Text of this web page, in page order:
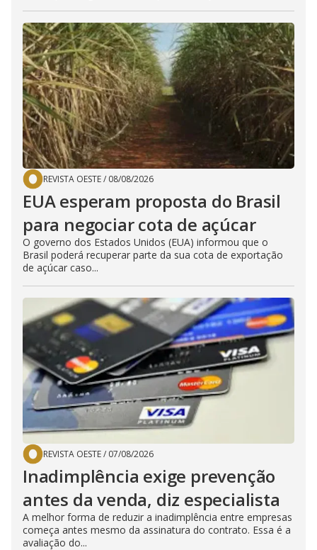
REVISTA OESTE/ 08/08/2026
EUA esperam proposta do Brasil
para negociar cota de açúcar
O governo dos Estados Unidos (EUA) informou que o
Brasil poderá recuperar parte da sua cota de exportação
de açúcar caso...
REVISTA OESTE/ 07/08/2026
Inadimplência exige prevenção
antes da venda, diz especialista
A melhor forma de reduzir a inadimplência entre empresas
começa antes mesmo da assinatura do contrato. Essa é a
avaliação do...